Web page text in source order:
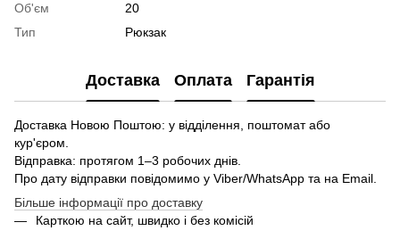
Об'єм
20
Тип
Рюкзак
Доставка Оплата Гарантія
Доставка Новою Поштою: у відділення, поштомат або
кур'єром.
Відправка: протягом 1–3 робочих днів.
Про дату відправки повідомимо у Viber/WhatsApp та на Email.
Більше інформації про доставку
Карткою на сайт, швидко і без комісій